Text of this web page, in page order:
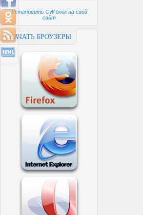
Установить CW блок на свой
сайт
СКАЧАТЬ БРОУЗЕРЫ